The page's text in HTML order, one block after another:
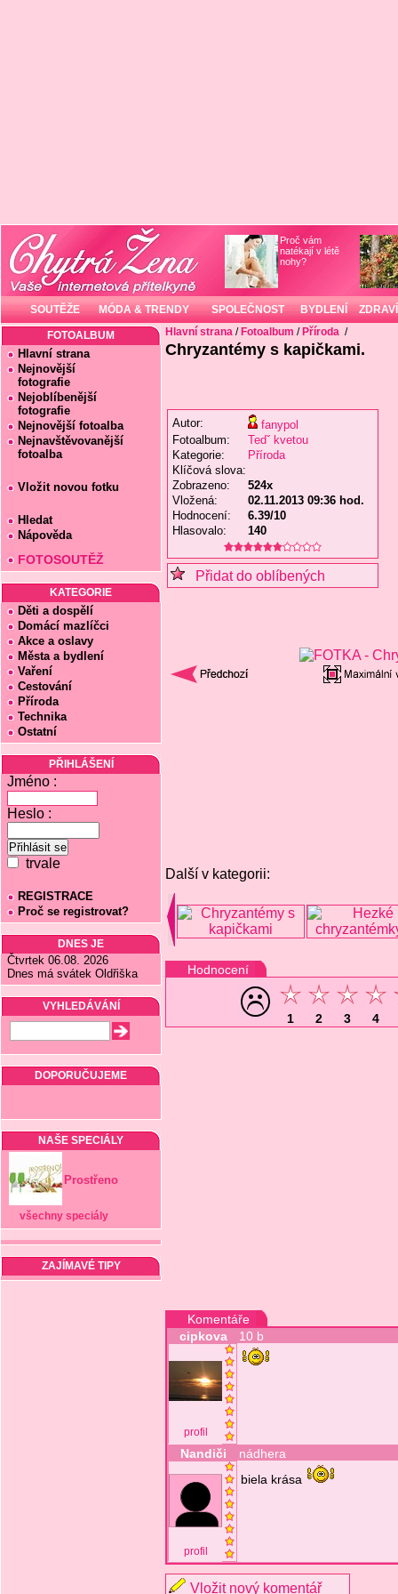
Proč vám
natékají v létě
nohy?
SOUTĚŽE MÓDA & TRENDY SPOLEČNOST BYDLENÍ ZDRAVÍ
FOTOALBUM
Hlavní strana
Nejnovější
fotografie
Nejoblíbenější
fotografie
Nejnovější fotoalba
Nejnavštěvovanější
fotoalba
Vložit novou fotku
Hledat
Nápověda
FOTOSOUTĚŽ
KATEGORIE
Děti a dospělí
Domácí mazlíčci
Akce a oslavy
Města a bydlení
Vaření
Cestování
Příroda
Technika
Ostatní
PŘIHLÁŠENÍ
Jméno :
Heslo :
trvale
REGISTRACE
Proč se registrovat?
DNES JE
Čtvrtek 06.08. 2026
Dnes má svátek Oldřiška
VYHLEDÁVÁNÍ
DOPORUČUJEME
NAŠE SPECIÁLY
Prostřeno
všechny speciály
ZAJÍMAVÉ TIPY
Hlavní strana / Fotoalbum / Příroda /
Chryzantémy s kapičkami.
Autor:
fanypol
Fotoalbum:
Tedˇ kvetou
Kategorie:
Příroda
Klíčová slova:
Zobrazeno:
524x
Vložená:
02.11.2013 09:36 hod.
Hodnocení:
6.39/10
Hlasovalo:
140
Přidat do oblíbených
Další v kategorii:
Hodnocení
1 2 3 4
Komentáře
cipkova
10 b
profil
Nandiči nádhera
profil
biela krása
Vložit nový komentář